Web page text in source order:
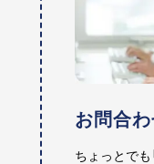
お問合
ちょっとでも